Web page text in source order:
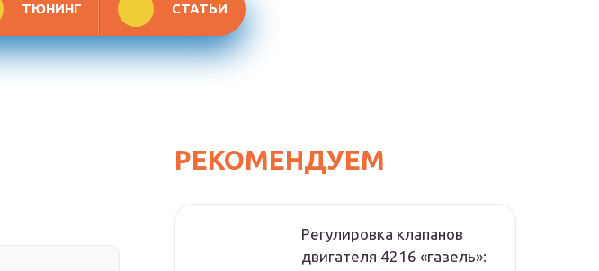
ТЮНИНГ СТАТЬИ
РЕКОМЕНДУЕМ
Регулировка клапанов
двигателя 4216 «газель»: